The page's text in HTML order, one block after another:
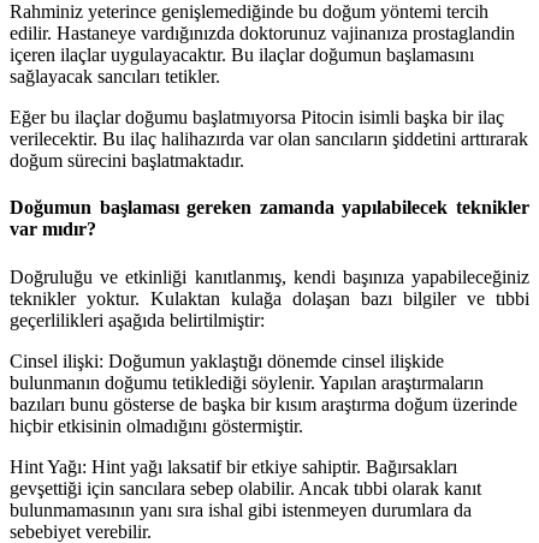
Rahminiz yeterince genişlemediğinde bu doğum yöntemi tercih
edilir. Hastaneye vardığınızda doktorunuz vajinanıza prostaglandin
içeren ilaçlar uygulayacaktır. Bu ilaçlar doğumun başlamasını
sağlayacak sancıları tetikler.
Eğer bu ilaçlar doğumu başlatmıyorsa Pitocin isimli başka bir ilaç
verilecektir. Bu ilaç halihazırda var olan sancıların şiddetini arttırarak
doğum sürecini başlatmaktadır.
Doğumun başlaması gereken zamanda yapılabilecek teknikler
var mıdır?
Doğruluğu ve etkinliği kanıtlanmış, kendi başınıza yapabileceğiniz
teknikler yoktur. Kulaktan kulağa dolaşan bazı bilgiler ve tıbbi
geçerlilikleri aşağıda belirtilmiştir:
Cinsel ilişki: Doğumun yaklaştığı dönemde cinsel ilişkide
bulunmanın doğumu tetiklediği söylenir. Yapılan araştırmaların
bazıları bunu gösterse de başka bir kısım araştırma doğum üzerinde
hiçbir etkisinin olmadığını göstermiştir.
Hint Yağı: Hint yağı laksatif bir etkiye sahiptir. Bağırsakları
gevşettiği için sancılara sebep olabilir. Ancak tıbbi olarak kanıt
bulunmamasının yanı sıra ishal gibi istenmeyen durumlara da
sebebiyet verebilir.